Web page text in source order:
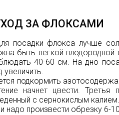
ЗА ФЛОКСАМИ
посадки флокса лучше
быть легкой плодородной
40-60 см. На дно
подкормить
начнет цвести. Третья
с сернокислым калием.
надо произвести обрезку 6-